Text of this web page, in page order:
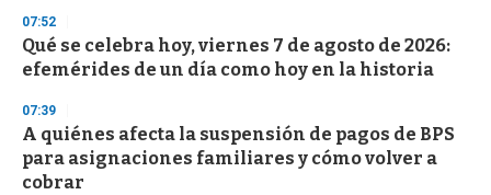
07:52
Qué se celebra hoy, viernes 7 de agosto de 2026:
efemérides de un día como hoy en la historia
07:39
A quiénes afecta la suspensión de pagos de BPS
para asignaciones familiares y cómo volver a
cobrar